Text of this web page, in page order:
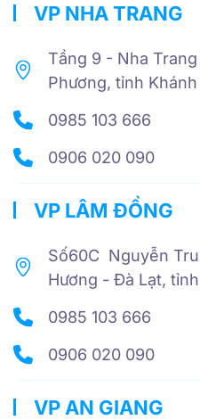
VP NHA TRANG
Tầng 9 - Nha
Phương, tỉnh Khánh
0985 103 666
0906 020 090
VP LÂM ĐỒNG
Số60C Nguyễn
Hương - Đà Lạt,
0985 103 666
0906 020 090
VP AN GIANG